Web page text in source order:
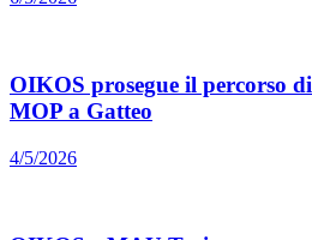
OIKOS prosegue il percorso
MOP a Gatteo
4/5/2026